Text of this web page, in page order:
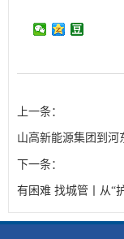
上一条：
山高新能源集团到河
下一条：
有困难 找城管丨从“